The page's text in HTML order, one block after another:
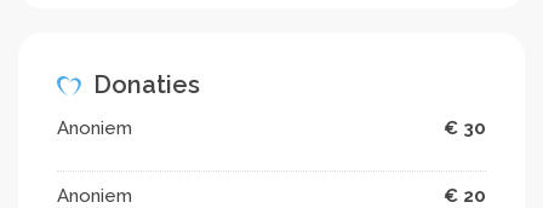
Donaties
Anoniem € 30
Anoniem € 20